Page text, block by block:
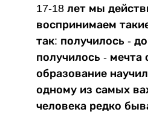
17-18 лет мы
воспринимаем
так: получилось -
получилось - мечта
образование
одному из самых
человека редко